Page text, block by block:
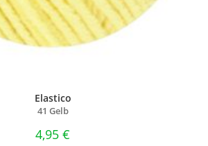
Elastico
41 Gelb
4,95 €